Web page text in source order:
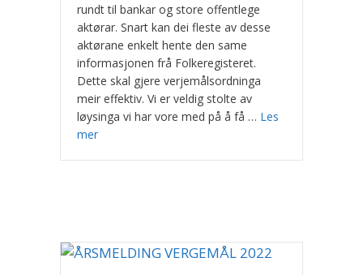
rundt til bankar og store offentlege
aktørar. Snart kan dei fleste av desse
aktørane enkelt hente den same
informasjonen frå Folkeregisteret.
Dette skal gjere verjemålsordninga
meir effektiv. Vi er veldig stolte av
løysinga vi har vore med på å få … Les
mer